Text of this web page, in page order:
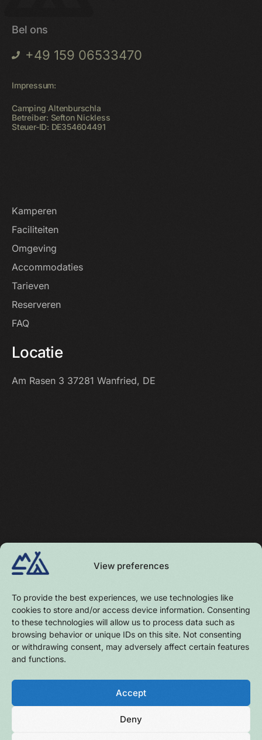
View preferences
To provide the best experiences, we use technologies like
cookies to store and/or access device information. Consenting
to these technologies will allow us to process data such as
browsing behavior or unique IDs on this site. Not consenting
or withdrawing consent, may adversely affect certain features
and functions.
Accept
Deny
Bel ons
+49 159 06533470
Impressum:
Camping Altenburschla
Betreiber: Sefton Nickless
Steuer-ID: DE354604491
Kamperen
Faciliteiten
Omgeving
Accommodaties
Tarieven
Reserveren
FAQ
Locatie
Am Rasen 3 37281 Wanfried, DE
Follow on: